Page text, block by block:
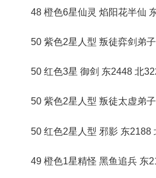
48 橙色6星仙灵 焰阳花半仙
50 紫色2星人型 叛徒弈剑弟子
50 红色3星 御剑 东2448 北
50 紫色2星人型 叛徒太虚弟子
50 红色2星人型 邪影 东2188
49 橙色1星精怪 黑鱼追兵 东